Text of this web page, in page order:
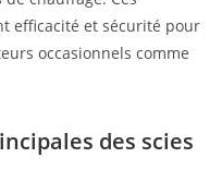
efficacité et sécurité pour
occasionnels comme
des scies